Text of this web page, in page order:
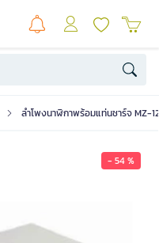
ลำโพงนาฬิกาพร้อมแท่นชาร์จ MZ-
- 54 %